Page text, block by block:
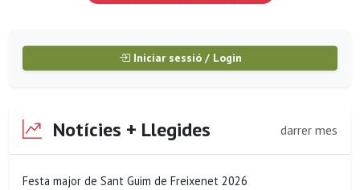
Iniciar sessió / Login
Notícies + Llegides darrer mes
Festa major de Sant Guim de Freixenet 2026